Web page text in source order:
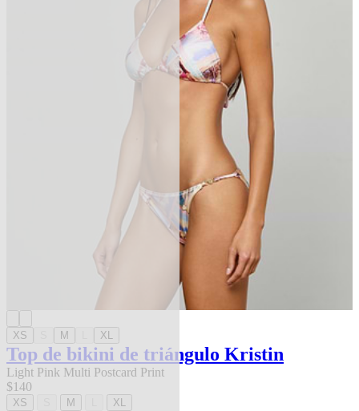
XS M XL
Top de bikini de triángulo Kristin
Light Pink Multi Postcard Print
$140
XS M
XL